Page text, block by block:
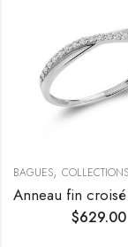
BAGUES, COLLECTIONS
$629.00